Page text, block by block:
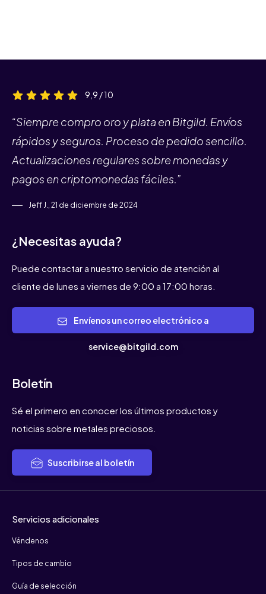
9,9 / 10
“Siempre compro oro y plata en Bitgild. Envíos
rápidos y seguros. Proceso de pedido sencillo.
Actualizaciones regulares sobre monedas y
pagos en criptomonedas fáciles.”
Jeff J., 21 de diciembre de 2024
¿Necesitas ayuda?
Puede contactar a nuestro servicio de atención al
cliente de lunes a viernes de 9:00 a 17:00 horas.
service@bitgild.com
Boletín
Sé el primero en conocer los últimos productos y
noticias sobre metales preciosos.
Suscribirse al boletín
Servicios adicionales
Véndenos
Tipos de cambio
Guía de selección